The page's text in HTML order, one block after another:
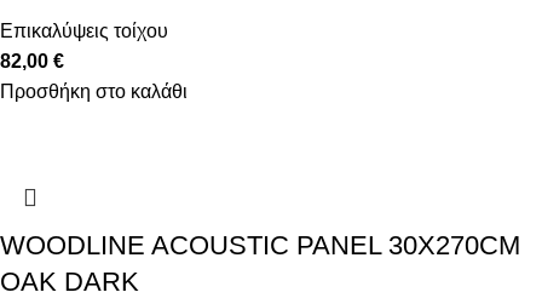
Επικαλύψεις τοίχου
82,00 €
Προσθήκη στο καλάθι
WOODLINE ACOUSTIC PANEL 30X270CM
OAK DARK